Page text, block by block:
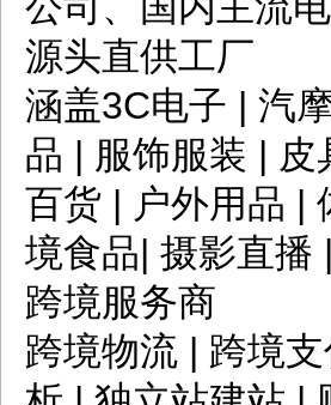
源头直供工厂
涵盖3C电子 | 汽
品 | 服饰服装 |
百货 | 户外用品 |
境食品| 摄影直播
跨境服务商
跨境物流 | 跨境